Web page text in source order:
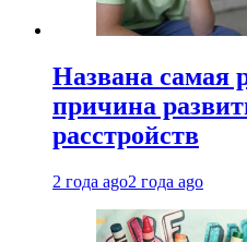
Названа самая
причина
расстройств
2 года ago2 года ago